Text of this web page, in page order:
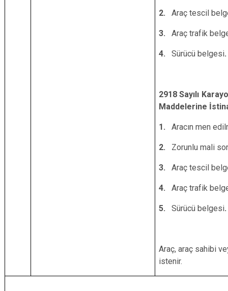
2. Araç tescil
3. Araç trafik
4. Sürücü belgesi.
2918 Sayılı
Maddelerine
1. Aracın men
2. Zorunlu mali
3. Araç tescil
4. Araç trafik
5. Sürücü belgesi.
Araç, araç sahibi
istenir.